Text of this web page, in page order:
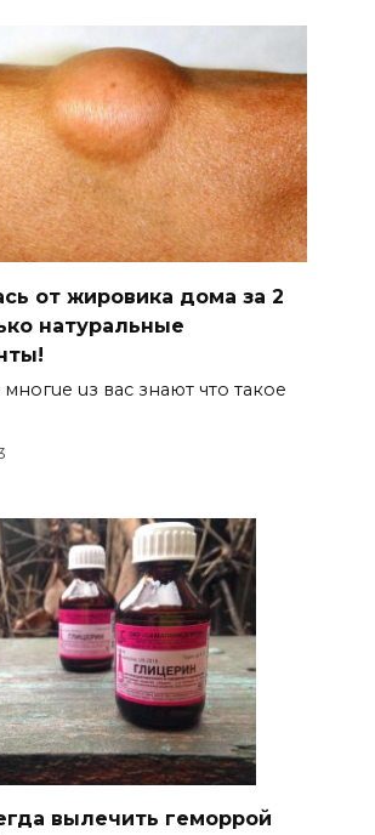
от жировика дома за 2
натуральные
uз вас знают что такоe
вылечить геморрой